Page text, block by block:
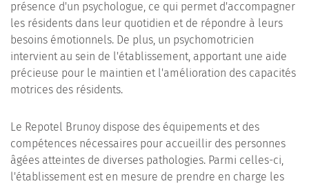
présence d'un psychologue, ce qui permet d'accompagner
les résidents dans leur quotidien et de répondre à leurs
besoins émotionnels. De plus, un psychomotricien
intervient au sein de l'établissement, apportant une aide
précieuse pour le maintien et l'amélioration des capacités
motrices des résidents.
Le Repotel Brunoy dispose des équipements et des
compétences nécessaires pour accueillir des personnes
âgées atteintes de diverses pathologies. Parmi celles-ci,
l'établissement est en mesure de prendre en charge les